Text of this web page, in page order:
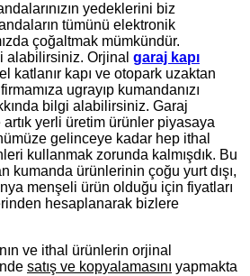
yedeklerini biz
tümünü elektronik
çoğaltmak mümkündür.
alabilirsiniz. Orjinal garaj kapı
katlanır kapı ve otopark uzaktan
ugrayıp kumandanızı
bilgi alabilirsiniz. Garaj
artık yerli üretim ürünler piyasaya
gelinceye kadar hep ithal
kullanmak zorunda kalmışdık. Bu
kumanda ürünlerinin çoğu yurt dışı,
menşeli ürün olduğu için fiyatları
hesaplanarak bizlere
ve ithal ürünlerin orjinal
satış ve kopyalamasını yapmakta